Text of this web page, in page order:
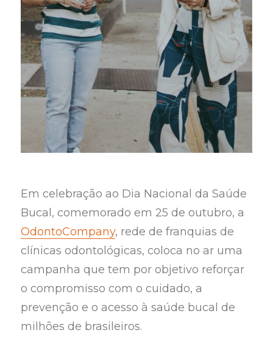
Em celebração ao Dia Nacional da Saúde
Bucal, comemorado em 25 de outubro, a
OdontoCompany, rede de franquias de
clínicas odontológicas, coloca no ar uma
campanha que tem por objetivo reforçar
o compromisso com o cuidado, a
prevenção e o acesso à saúde bucal de
milhões de brasileiros.